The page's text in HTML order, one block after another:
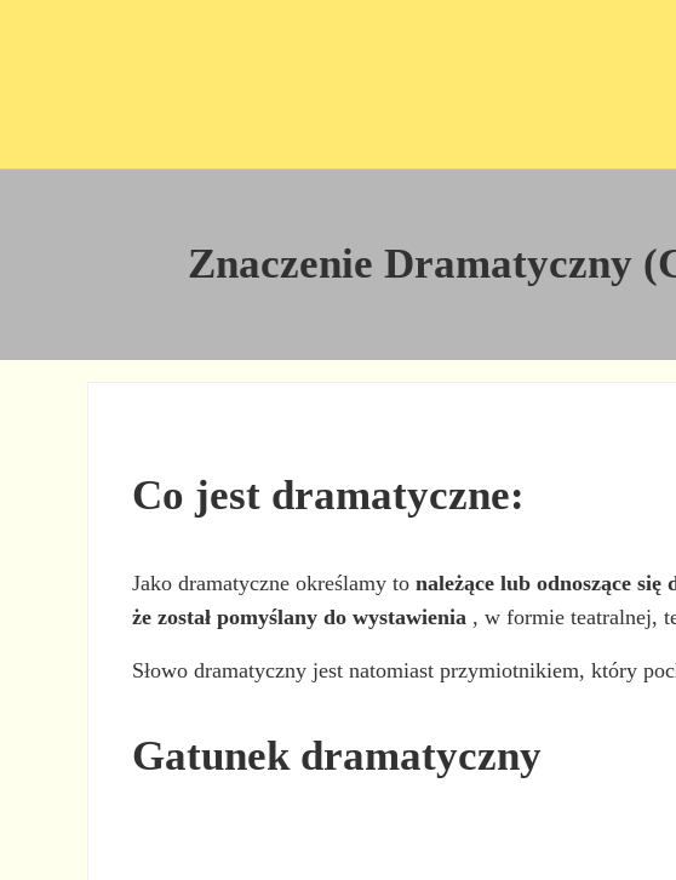
Znaczenie Dramatyczny
Co jest dramatyczne:
Jako dramatyczne określamy tonależące lub odnoszące się
że został pomyślany do wystawienia , w formie teatralnej,
Słowo dramatyczny jest natomiast przymiotnikiem, który
Gatunek dramatyczny